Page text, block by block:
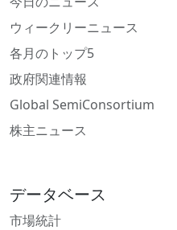
ウィークリーニュース
各月のトップ5
政府関連情報
Global SemiConsortium
株主ニュース
データベース
市場統計